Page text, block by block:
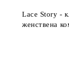
Lace Story -
женствена